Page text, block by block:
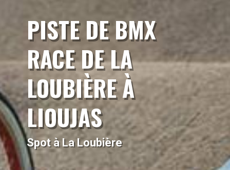
PISTE DE BMX
RACE DE LA
LOUBIÈRE À
LIOUJAS
Spot à La Loubière